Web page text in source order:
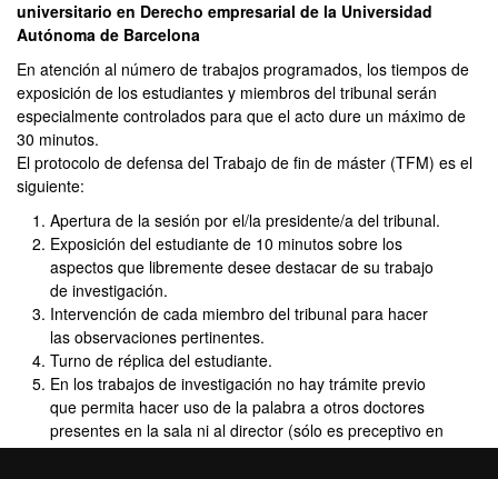
universitario en Derecho empresarial de la Universidad
Autónoma de Barcelona
En atención al número de trabajos programados, los tiempos de
exposición de los estudiantes y miembros del tribunal serán
especialmente controlados para que el acto dure un máximo de
30 minutos.
El protocolo de defensa del Trabajo de fin de máster (TFM) es el
siguiente:
Apertura de la sesión por el/la presidente/a del tribunal.
Exposición del estudiante de 10 minutos sobre los
aspectos que libremente desee destacar de su trabajo
de investigación.
Intervención de cada miembro del tribunal para hacer
las observaciones pertinentes.
Turno de réplica del estudiante.
En los trabajos de investigación no hay trámite previo
que permita hacer uso de la palabra a otros doctores
presentes en la sala ni al director (sólo es preceptivo en
la tesis). El director o directores no formarán parte del